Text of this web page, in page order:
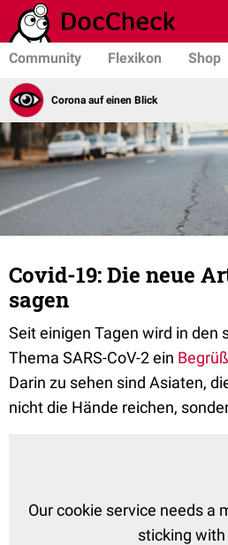
Community Flexikon Shop
Corona auf einen Blick
Covid-19: Die neue
sagen
Seit einigen Tagen wird in den
Thema SARS-CoV-2 ein
Darin zu sehen sind Asiaten,
nicht die Hände reichen,
Our cookie service needs a
sticking with